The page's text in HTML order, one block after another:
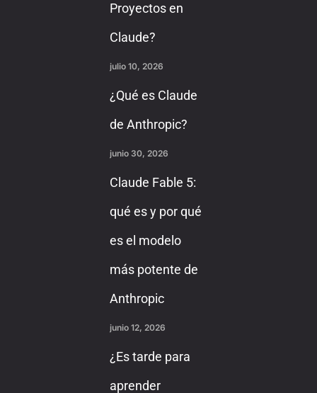
Proyectos en
Claude?
julio 10, 2026
¿Qué es Claude
de Anthropic?
junio 30, 2026
Claude Fable 5:
qué es y por qué
es el modelo
más potente de
Anthropic
junio 12, 2026
¿Es tarde para
aprender